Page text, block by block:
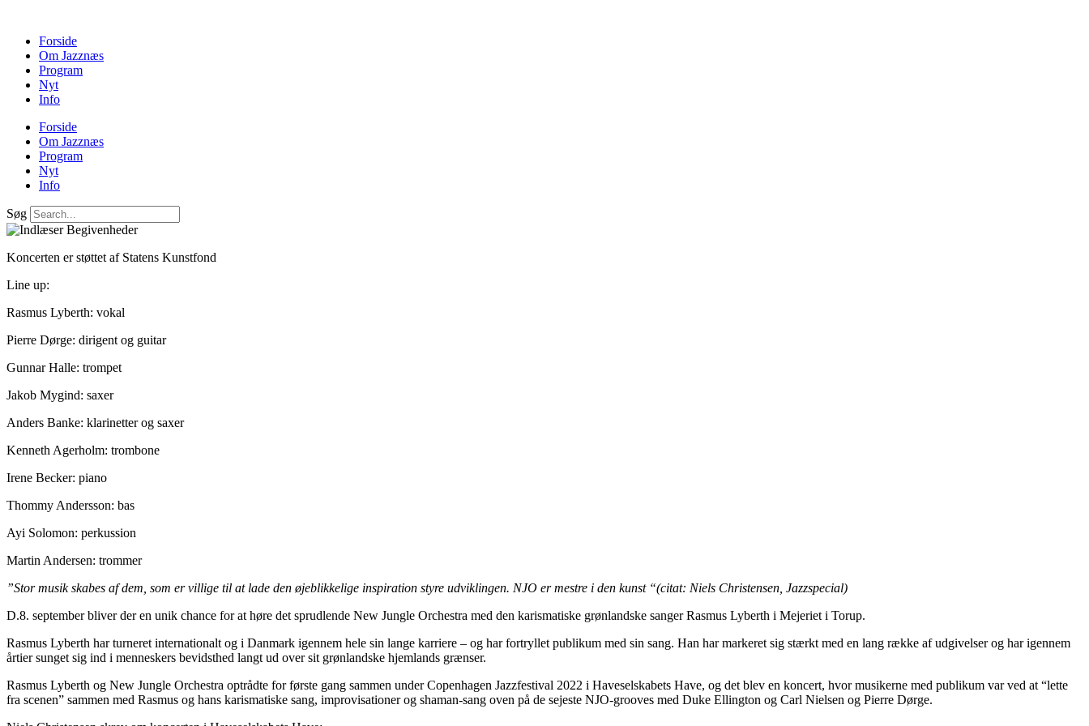
Forside
Om Jazznæs
Program
Nyt
Info
Forside
Om Jazznæs
Program
Nyt
Info
Søg
Koncerten er støttet af Statens Kunstfond
Line up:
Rasmus Lyberth: vokal
Pierre Dørge: dirigent og guitar
Gunnar Halle: trompet
Jakob Mygind: saxer
Anders Banke: klarinetter og saxer
Kenneth Agerholm: trombone
Irene Becker: piano
Thommy Andersson: bas
Ayi Solomon: perkussion
Martin Andersen: trommer
”Stor musik skabes af dem, som er villige til at lade den øjeblikkelige inspiration styre udviklingen. NJO er mestre i den kunst “(citat: Niels Christensen, Jazzspecial)
D.8. september bliver der en unik chance for at høre det sprudlende New Jungle Orchestra med den karismatiske grønlandske sanger Rasmus Lyberth i Mejeriet i Torup.
Rasmus Lyberth har turneret internationalt og i Danmark igennem hele sin lange karriere – og har fortryllet publikum med sin sang. Han har markeret sig stærkt med en lang række af udgivelser og har igennem
årtier sunget sig ind i menneskers bevidsthed langt ud over sit grønlandske hjemlands grænser.
Rasmus Lyberth og New Jungle Orchestra optrådte for første gang sammen under Copenhagen Jazzfestival 2022 i Haveselskabets Have, og det blev en koncert, hvor musikerne med publikum var ved at “lette
fra scenen” sammen med Rasmus og hans karismatiske sang, improvisationer og shaman-sang oven på de sejeste NJO-grooves med Duke Ellington og Carl Nielsen og Pierre Dørge.